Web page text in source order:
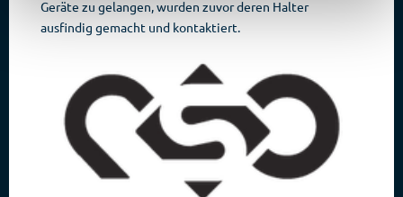
Geräte zu gelangen, wurden zuvor deren Halter
ausfindig gemacht und kontaktiert.